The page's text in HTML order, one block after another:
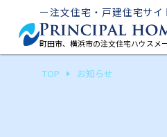
ー注文住宅・戸建住宅サイ
町田市、横浜市の注文住宅ハウスメ
TOP お知らせ